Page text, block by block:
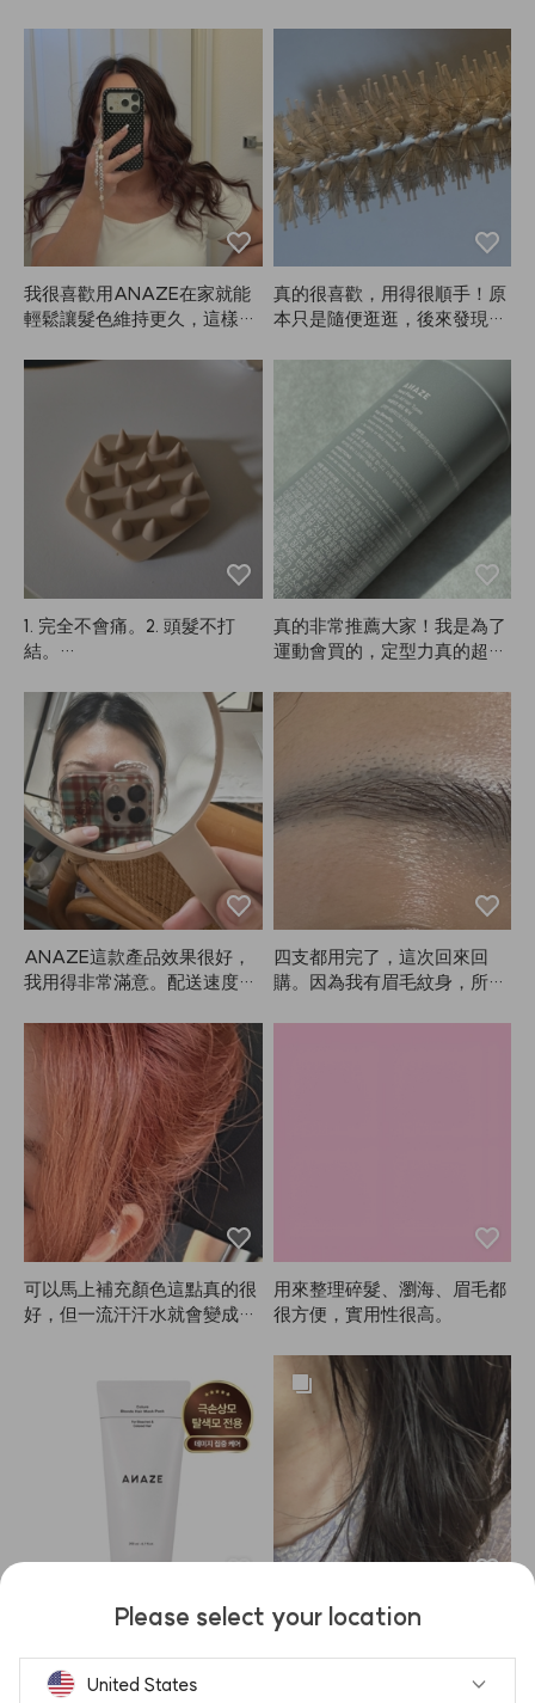
設好計時器並注意觀察！雖然
建議先做皮膚測試，我直接用
了也沒出什麼問題。不過皮膚
敏感的話還是建議先測試一
下。夏天用稍微亮一點的顏色
也挺合適的。根據髮色或個人
風格來染眉毛最適合。我本身
眉毛比較濃，用了之後差別很
大。用過一次就停不下來，A
NAZE真的很好用！
我很喜歡用ANAZE在家就能
輕鬆讓髮色維持更久，這樣就
院，畢竟染髮的顏色本來就不
真的很喜歡，用得很順手！原
本只是隨便逛逛，後來發現自
次買了ANAZE的大號和小號
刷子，分別給長髮、側髮和瀏
海用。導熱效果很好，冷卻也
快，成套擺在一起也很好看，
非常滿意。我大概已經用了兩
年了，現在才來寫評論，依然
用得很順手。這種刷子多少會
有點打結，但整體來說還是很
好用。不知道為什麼要寫這麼
長的評論，哈哈，不過產品真
的滿意，所以還是寫了。以後
還會考慮買其他尺寸！
1. 完全不會痛。2. 頭髮不打
結。
真的超級清爽舒服。
不能用指甲抓頭皮，但用指尖
按摩有洗乾淨的感覺，不過還
是有點擔心是不是洗得很徹
底。
第一次用這個，真的有種極樂
的感覺。
洗的時候就很涼爽，用冷風吹
乾後，感覺風都吹進頭皮毛孔
本來還擔心沒有手把會不方
便，結果剛好可以握在手心
裡，反而更順手。
如果有手把，頭髮可能更容易
打結，這設計挺不錯。
難怪是Kiu做的產品。
真的非常推薦大家！我是為了
運動會買的，定型力真的超
有這款定型噴霧才撐住。因為
是定型噴霧，多少會有點黏，
所以建議大家盡量遠距離噴！
遠距離噴的話幾乎看不出來，
效果也很好。味道也很讚，我
真的超滿意。用過軟款之後，
強烈推薦重要活動或表演時用
硬款！其他定型噴霧也用過不
少，但不論是定型力、香味還
是持久度，ANAZE真的最
棒，哈哈。
ANAZE這款產品效果很好，
我用得非常滿意。配送速度也
了。整體來說非常滿意，下次
一定會再回購！⭐️
四支都用完了，這次回來回
購。因為我有眉毛紋身，所以
可以馬上補充顏色這點真的很
好，但一流汗汗水就會變成粉
用來整理碎髮、瀏海、眉毛都
很方便，實用性很高。
用完後頭髮變得很柔順，我很
靈，所以會小心不要碰到頭
皮，通常每週用2-3次，不會
前兩次用的時候沒什麼感覺，
順。我還想說，怎麼會這麼滑
Please select your location
United States